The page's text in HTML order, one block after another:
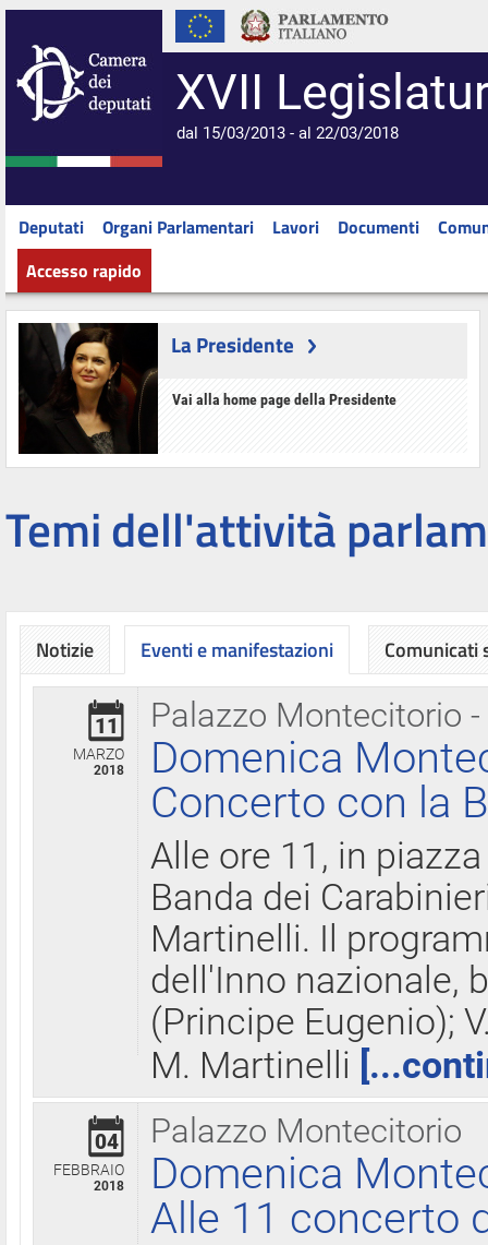
XVII
dal 15/03/2013 - al 22/03/2018
Deputati Organi Parlamentari Lavori Documenti
Accesso rapido
La Presidente
Vai alla home page della Presidente
Temi dell'attività
Notizie Eventi e manifestazioni
Palazzo Montecitorio
11
MARZO
2018
Domenica
Concerto con la
Alle ore 11, in
Banda dei
Martinelli. Il
dell'Inno nazionale,
(Principe Eugenio);
M. Martinelli
Palazzo Montecitorio
04
FEBBRAIO
2018
Domenica
Alle 11 concerto
Comunicati